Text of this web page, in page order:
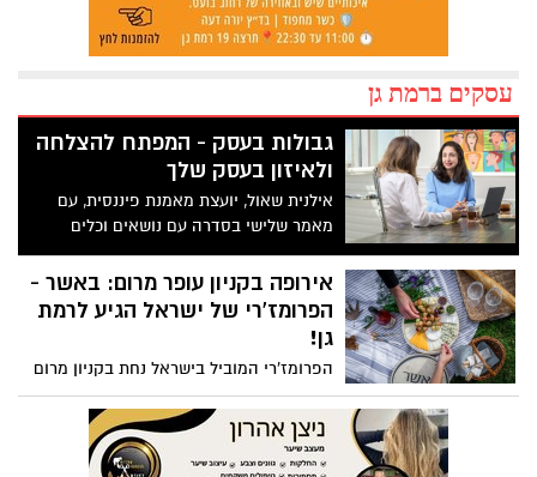
עסקים ברמת גן
גבולות בעסק - המפתח להצלחה
ולאיזון בעסק שלך
אילנית שאול, יועצת מאמנת פיננסית, עם
מאמר שלישי בסדרה עם נושאים וכלים
מעשיים לניהול עסק
אירופה בקניון עופר מרום: באשר -
הפרומז'רי של ישראל הגיע לרמת
גן!
הפרומז'רי המוביל בישראל נחת בקניון מרום
נווה והביא עימו ניחוח אירופאי ברמה גבוהה.
וגם מבצעים מיוחדים לרגל הפתיחה מחכים
לכם בכתבה